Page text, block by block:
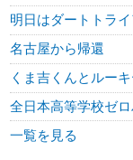
明日はダートトライ
名古屋から帰還
くま吉くんとルー
全日本高等学校ゼ
一覧を見る